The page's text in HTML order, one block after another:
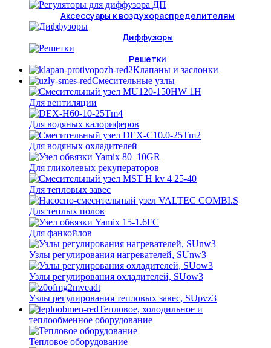
Аксессуары к воздухораспределителям
Диффузоры
Решетки
Клапаны и заслонки
Смесительные узлы
Для вентиляции
Для водяных калориферов
Для водяных охладителей
Для гликолевых рекуператоров
Для тепловых завес
Для теплых полов
Для фанкойлов
Узлы регулирования нагревателей, SUnw3
Узлы регулирования охладителей, SUow3
Узлы регулирования тепловых завес, SUpvz3
Тепловое, холодильное и
теплообменное оборудование
Тепловое оборудование